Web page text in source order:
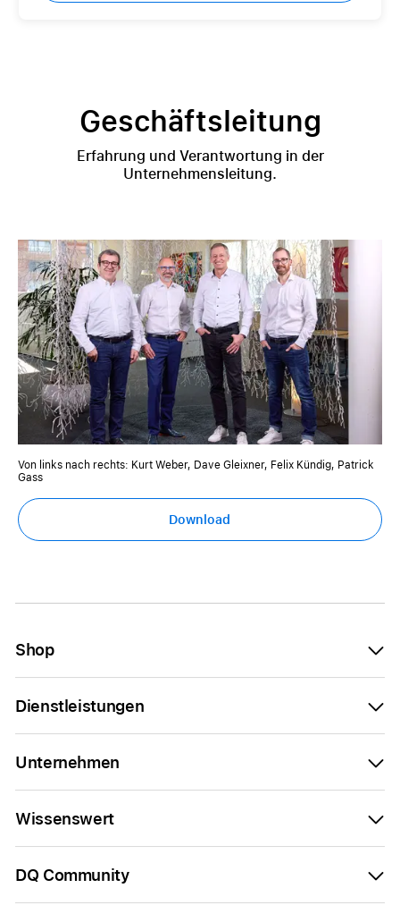
Geschäftsleitung
Erfahrung und Verantwortung in der
Unternehmensleitung.
Von links nach rechts: Kurt Weber, Dave Gleixner, Felix Kündig, Patrick
Gass
Download
Shop
Dienstleistungen
Unternehmen
Wissenswert
DQ Community